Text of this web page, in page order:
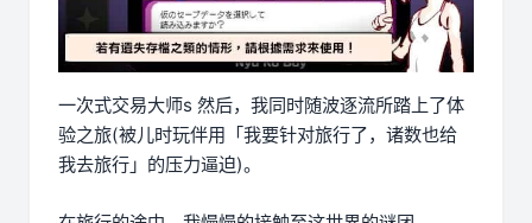
一次式交易大师s 然后，我同时随波逐流所踏上了体
验之旅(被儿时玩伴用「我要针对旅行了，诸数也给
我去旅行」的压力逼迫)。